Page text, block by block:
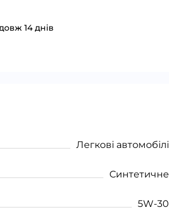
14 днів
Легкові автомобілі
Синтетичне
5W-30